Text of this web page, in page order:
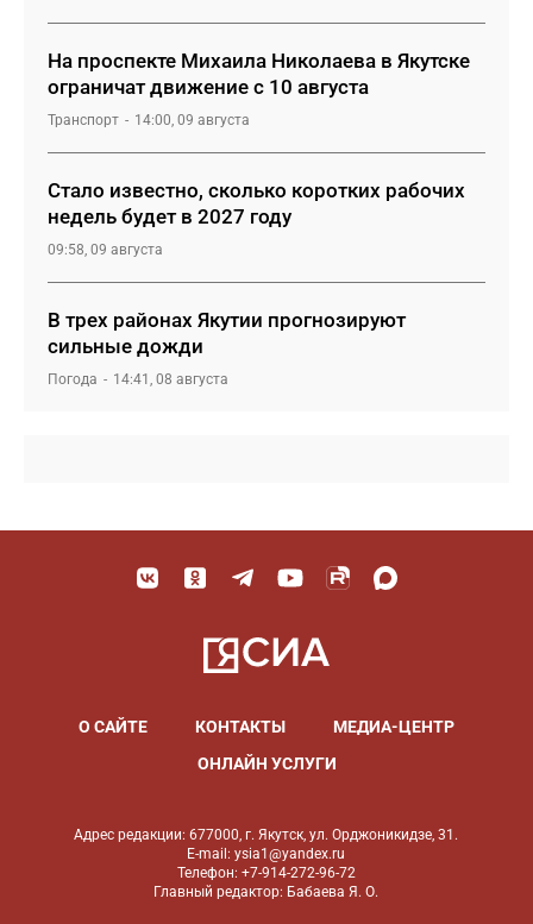
На проспекте Михаила Николаева в Якутске
ограничат движение с 10 августа
Транспорт 14:00, 09 августа
Стало известно, сколько коротких рабочих
недель будет в 2027 году
09:58, 09 августа
В трех районах Якутии прогнозируют
сильные дожди
Погода 14:41, 08 августа
О САЙТЕ КОНТАКТЫ
МЕДИА-ЦЕНТР
ОНЛАЙН УСЛУГИ
Адрес редакции: 677000, г. Якутск, ул. Орджоникидзе, 31.
E-mail: ysia1@yandex.ru
Телефон: +7-914-272-96-72
Главный редактор: Бабаева Я. О.